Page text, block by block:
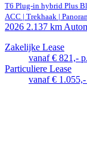
T6 Plug-in hybrid Plus
ACC | Trekhaak |
2026 2.137 km
Zakelijke Lease
vanaf € 821,-
Particuliere Lease
vanaf €